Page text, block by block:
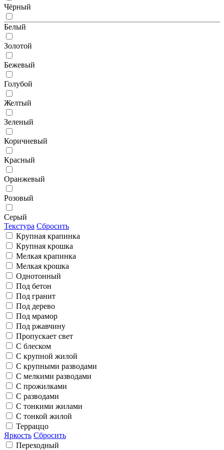
Чёрный
Белый
Золотой
Бежевый
Голубой
Желтый
Зеленый
Коричневый
Красный
Оранжевый
Розовый
Серый
Текстура Сбросить
Крупная крапинка
Крупная крошка
Мелкая крапинка
Мелкая крошка
Однотонный
Под бетон
Под гранит
Под дерево
Под мрамор
Под ржавчину
Пропускает свет
С блеском
С крупной жилой
С крупными разводами
С мелкими разводами
С прожилками
С разводами
С тонкими жилами
С тонкой жилой
Терраццо
Яркость Сбросить
Переходный